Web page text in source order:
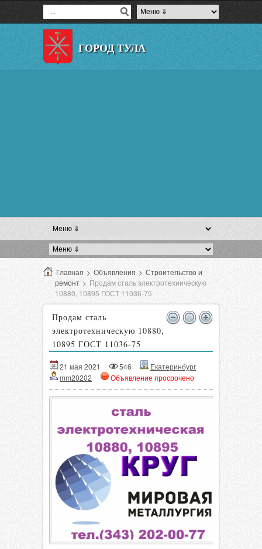
ГОРОД ТУЛА
Главная > Объявления > Строительство и
ремонт > Продам сталь электротехническую
10880, 10895 ГОСТ 11036-75
Продам сталь
электротехническую 10880,
10895 ГОСТ 11036-75
21 мая 2021 546
Екатеринбург
mm20202
Объявление просрочено